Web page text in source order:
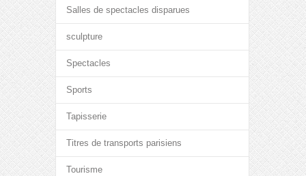
Salles de spectacles disparues
sculpture
Spectacles
Sports
Tapisserie
Titres de transports parisiens
Tourisme